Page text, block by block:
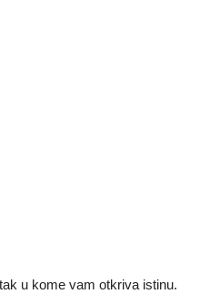
u kome vam otkriva istinu.